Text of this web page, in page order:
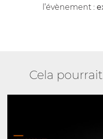
l’évènement :
Cela